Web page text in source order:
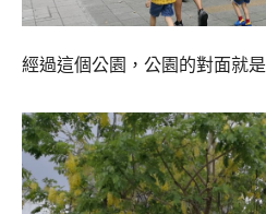
經過這個公園，公園的對面就是